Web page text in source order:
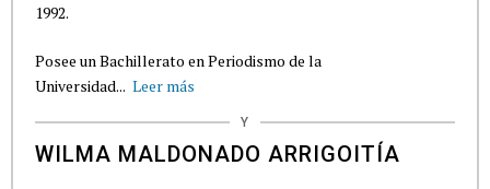
1992.
Posee un Bachillerato en Periodismo de la
Universidad... Leer más
Y
WILMA MALDONADO ARRIGOITÍA